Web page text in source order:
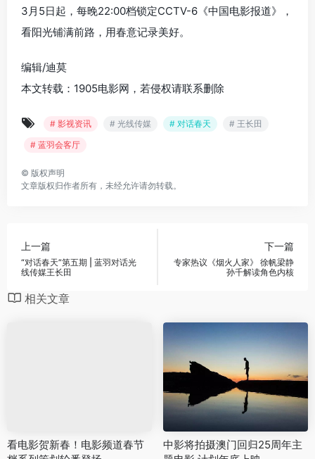
3月5日起，每晚22:00档锁定CCTV-6《中国电影报道》，
看阳光铺满前路，用春意记录美好。
编辑/迪莫
本文转载：1905电影网，若侵权请联系删除
# 影视资讯 # 光线传媒 # 对话春天
# 王长田
# 蓝羽会客厅
© 版权声明
文章版权归作者所有，未经允许请勿转载。
上一篇
“对话春天”第五期 | 蓝羽对话光
线传媒王长田
下一篇
专家热议《烟火人家》 徐帆梁静
孙千解读角色内核
相关文章
看电影贺新春！电影频道春节
中影将拍摄澳门回归25周年主